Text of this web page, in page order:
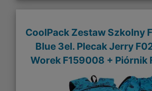
CoolPack Zestaw Szkolny
Blue 3el. Plecak Jerry
Worek F159008 + Piórnik